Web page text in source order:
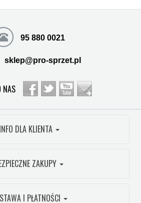
95 880 0021
sklep@pro-sprzet.pl
NAS
INFO DLA KLIENTA
ZAKUPY
I PŁATNOŚCI